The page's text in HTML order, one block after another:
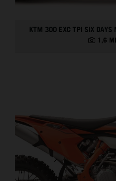
KTM 300 EXC TPI SIX
1,6